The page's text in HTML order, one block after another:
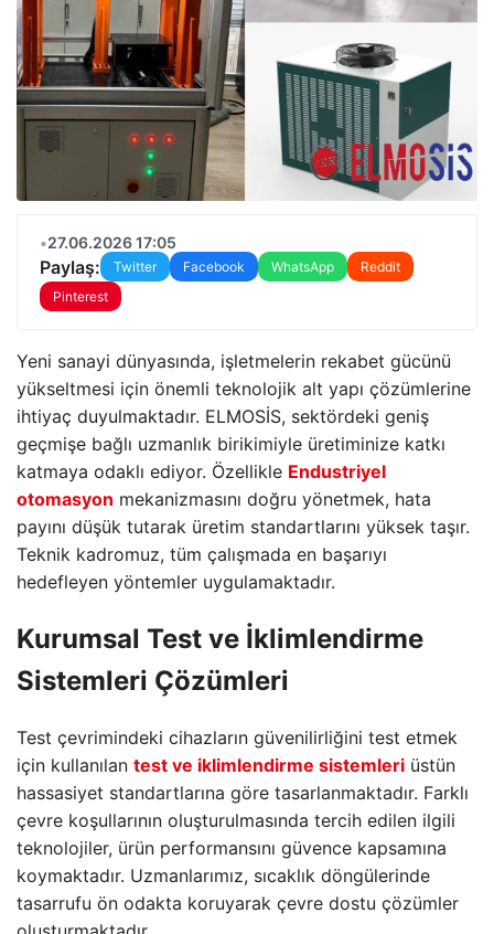
•27.06.2026 17:05
Paylaş: Twitter Facebook WhatsApp
Reddit
Pinterest
Yeni sanayi dünyasında, işletmelerin rekabet gücünü
yükseltmesi için önemli teknolojik alt yapı çözümlerine
ihtiyaç duyulmaktadır. ELMOSİS, sektördeki geniş
geçmişe bağlı uzmanlık birikimiyle üretiminize katkı
katmaya odaklı ediyor. Özellikle Endustriyel
otomasyon mekanizmasını doğru yönetmek, hata
payını düşük tutarak üretim standartlarını yüksek taşır.
Teknik kadromuz, tüm çalışmada en başarıyı
hedefleyen yöntemler uygulamaktadır.
Kurumsal Test ve İklimlendirme
Sistemleri Çözümleri
Test çevrimindeki cihazların güvenilirliğini test etmek
için kullanılan test ve iklimlendirme sistemleri üstün
hassasiyet standartlarına göre tasarlanmaktadır. Farklı
çevre koşullarının oluşturulmasında tercih edilen ilgili
teknolojiler, ürün performansını güvence kapsamına
koymaktadır. Uzmanlarımız, sıcaklık döngülerinde
tasarrufu ön odakta koruyarak çevre dostu çözümler